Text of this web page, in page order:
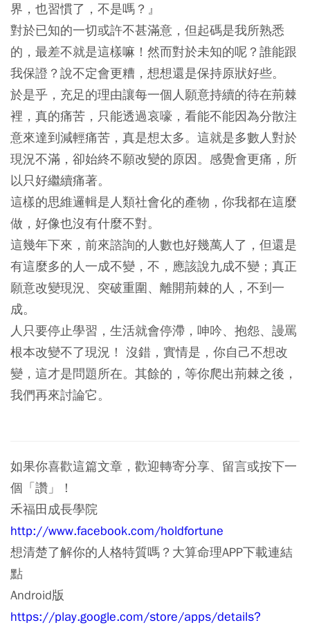
界，也習慣了，不是嗎？』
對於已知的一切或許不甚滿意，但起碼是我所熟悉
的，最差不就是這樣嘛！然而對於未知的呢？誰能跟
我保證？說不定會更糟，想想還是保持原狀好些。
於是乎，充足的理由讓每一個人願意持續的待在荊棘
裡，真的痛苦，只能透過哀嚎，看能不能因為分散注
意來達到減輕痛苦，真是想太多。這就是多數人對於
現況不滿，卻始終不願改變的原因。感覺會更痛，所
以只好繼續痛著。
這樣的思維邏輯是人類社會化的產物，你我都在這麼
做，好像也沒有什麼不對。
這幾年下來，前來諮詢的人數也好幾萬人了，但還是
有這麼多的人一成不變，不，應該說九成不變；真正
願意改變現況、突破重圍、離開荊棘的人，不到一
成。
人只要停止學習，生活就會停滯，呻吟、抱怨、謾罵
根本改變不了現況！ 沒錯，實情是，你自己不想改
變，這才是問題所在。其餘的，等你爬出荊棘之後，
我們再來討論它。
如果你喜歡這篇文章，歡迎轉寄分享、留言或按下一
個「讚」！
禾福田成長學院
http://www.facebook.com/holdfortune
想清楚了解你的人格特質嗎？大算命理APP下載連結
點
Android版
https://play.google.com/store/apps/details?